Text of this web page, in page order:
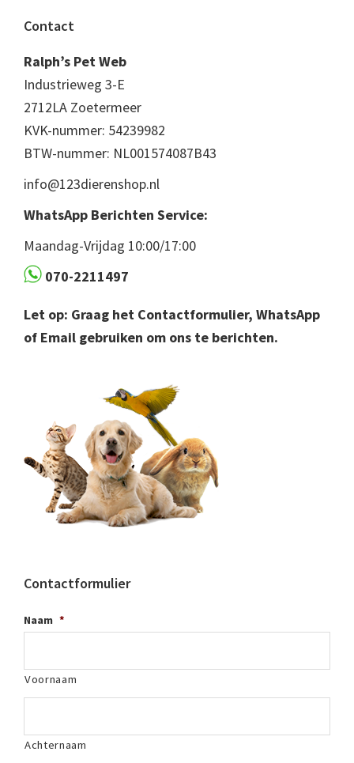
Footer
Contact
Ralph’s Pet Web
Industrieweg 3-E
2712LA Zoetermeer
KVK-nummer: 54239982
BTW-nummer: NL001574087B43
info@123dierenshop.nl
WhatsApp Berichten Service:
Maandag-Vrijdag 10:00/17:00
070-2211497
Let op: Graag het Contactformulier, WhatsApp
of Email gebruiken om ons te berichten.
Contactformulier
Naam *
Voornaam
Achternaam